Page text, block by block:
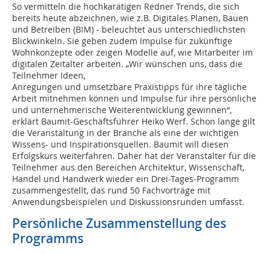
So vermitteln die hochkarätigen Redner Trends, die sich
bereits heute abzeichnen, wie z.B. Digitales Planen, Bauen
und Betreiben (BIM) - beleuchtet aus unterschiedlichsten
Blickwinkeln. Sie geben zudem Impulse für zukünftige
Wohnkonzepte oder zeigen Modelle auf, wie Mitarbeiter im
digitalen Zeitalter arbeiten. „Wir wünschen uns, dass die
Teilnehmer Ideen,
Anregungen und umsetzbare Praxistipps für ihre tägliche
Arbeit mitnehmen können und Impulse für ihre persönliche
und unternehmerische Weiterentwicklung gewinnen“,
erklärt Baumit-Geschäftsführer Heiko Werf. Schon lange gilt
die Veranstaltung in der Branche als eine der wichtigen
Wissens- und Inspirationsquellen. Baumit will diesen
Erfolgskurs weiterfahren. Daher hat der Veranstalter für die
Teilnehmer aus den Bereichen Architektur, Wissenschaft,
Handel und Handwerk wieder ein Drei-Tages-Programm
zusammengestellt, das rund 50 Fachvorträge mit
Anwendungsbeispielen und Diskussionsrunden umfasst.
Persönliche Zusammenstellung des
Programms